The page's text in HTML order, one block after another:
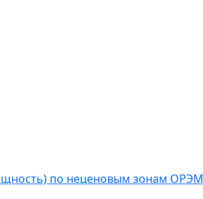
по неценовым зонам ОРЭМ